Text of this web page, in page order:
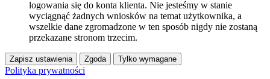
logowania się do konta klienta. Nie jesteśmy w stanie
wyciągnąć żadnych wniosków na temat użytkownika, a
wszelkie dane zgromadzone w ten sposób nigdy nie zostaną
przekazane stronom trzecim.
Zapisz ustawienia Zgoda Tylko wymagane
Polityka prywatności